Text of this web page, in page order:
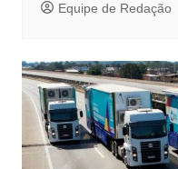
Equipe de Redação